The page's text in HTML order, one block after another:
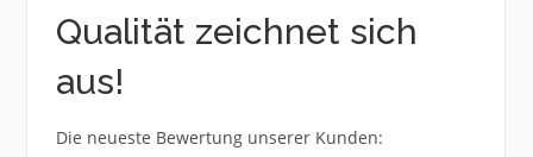
Qualität zeichnet sich
aus!
Die neueste Bewertung unserer Kunden: